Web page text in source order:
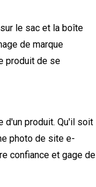
le sac et la boîte
de marque
produit de se
d'un produit. Qu'il soit
photo de site e-
confiance et gage de